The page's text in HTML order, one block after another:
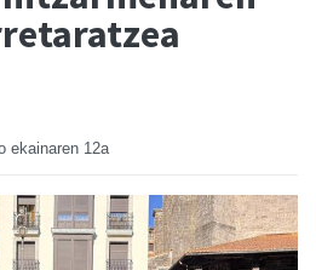
ekainaren 12a